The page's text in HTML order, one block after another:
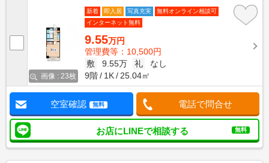
画像 : 23枚
新着 即入居 写真充実
無料オンライン相談可
インターネット無料
9.55万円
管理費等：10,500円
敷
9.55万 礼
なし
9階
1K 25.04㎡
空室確認 無料 電話で問合せ
お店にLINEで相談する 無料